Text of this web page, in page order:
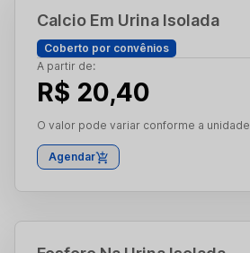
Calcio Em Urina Isolada
Coberto por convênios
A partir de:
R$ 20,40
O valor pode variar conforme a unidade
Agendar